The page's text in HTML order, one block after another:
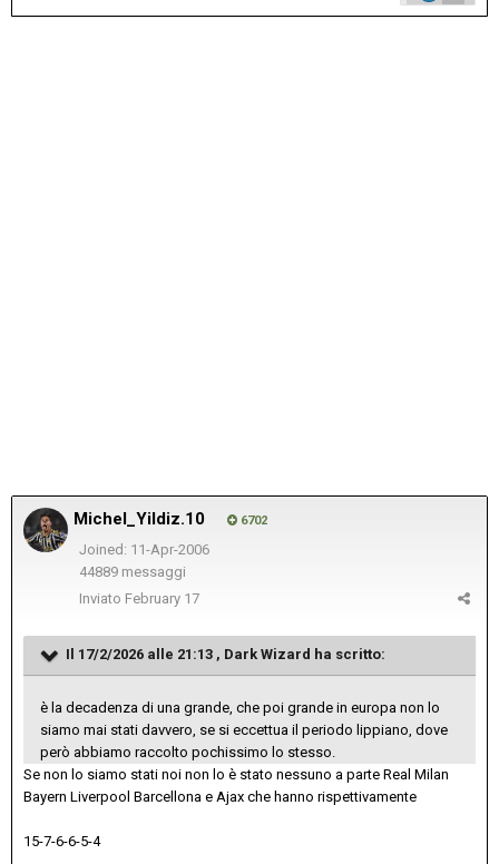
Michel_Yildiz.10 6702
Joined: 11-Apr-2006
44889 messaggi
Inviato February 17
Il 17/2/2026 alle 21:13 , Dark Wizard ha scritto:
è la decadenza di una grande, che poi grande in europa non lo
siamo mai stati davvero, se si eccettua il periodo lippiano, dove
però abbiamo raccolto pochissimo lo stesso.
Se non lo siamo stati noi non lo è stato nessuno a parte Real Milan
Bayern Liverpool Barcellona e Ajax che hanno rispettivamente
15-7-6-6-5-4